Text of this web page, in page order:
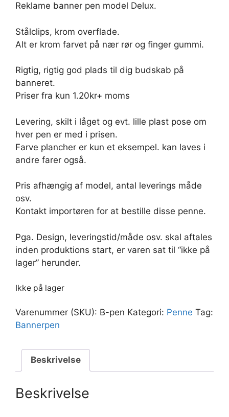
Reklame banner pen model Delux.
Stålclips, krom overflade.
Alt er krom farvet på nær rør og finger gummi.
Rigtig, rigtig god plads til dig budskab på
banneret.
Priser fra kun 1.20kr+ moms
Levering, skilt i låget og evt. lille plast pose om
hver pen er med i prisen.
Farve plancher er kun et eksempel. kan laves i
andre farer også.
Pris afhængig af model, antal leverings måde
osv.
Kontakt importøren for at bestille disse penne.
Pga. Design, leveringstid/måde osv. skal aftales
inden produktions start, er varen sat til “ikke på
lager” herunder.
Ikke på lager
Varenummer (SKU): B-pen Kategori: Penne Tag:
Bannerpen
Beskrivelse
Beskrivelse